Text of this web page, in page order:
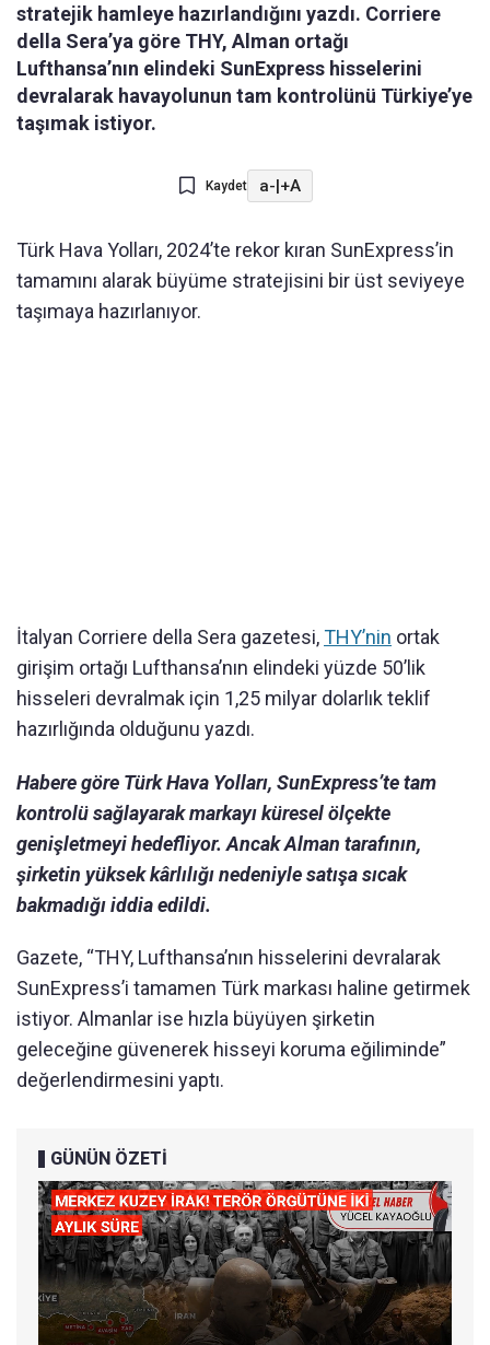
stratejik hamleye hazırlandığını yazdı. Corriere
della Sera’ya göre THY, Alman ortağı
Lufthansa’nın elindeki SunExpress hisselerini
devralarak havayolunun tam kontrolünü Türkiye’ye
taşımak istiyor.
Kaydet a-|+A
Türk Hava Yolları, 2024’te rekor kıran SunExpress’in
tamamını alarak büyüme stratejisini bir üst seviyeye
taşımaya hazırlanıyor.
İtalyan Corriere della Sera gazetesi,THY’nin ortak
girişim ortağı Lufthansa’nın elindeki yüzde 50’lik
hisseleri devralmak için 1,25 milyar dolarlık teklif
hazırlığında olduğunu yazdı.
Habere göre Türk Hava Yolları, SunExpress’te tam
kontrolü sağlayarak markayı küresel ölçekte
genişletmeyi hedefliyor. Ancak Alman tarafının,
şirketin yüksek kârlılığı nedeniyle satışa sıcak
bakmadığı iddia edildi.
Gazete, “THY, Lufthansa’nın hisselerini devralarak
SunExpress’i tamamen Türk markası haline getirmek
istiyor. Almanlar ise hızla büyüyen şirketin
geleceğine güvenerek hisseyi koruma eğiliminde”
değerlendirmesini yaptı.
GÜNÜN ÖZETİ